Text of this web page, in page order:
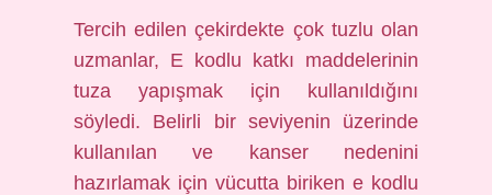
Tercih edilen çekirdekte çok tuzlu olan
uzmanlar, E kodlu katkı maddelerinin
tuza yapışmak için kullanıldığını
söyledi. Belirli bir seviyenin üzerinde
kullanılan ve kanser nedenini
hazırlamak için vücutta biriken e kodlu